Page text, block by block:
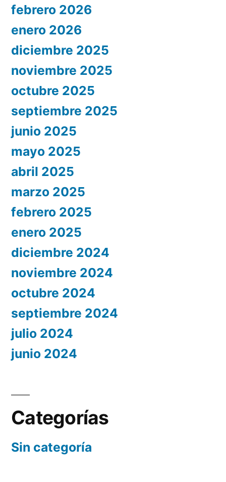
febrero 2026
enero 2026
diciembre 2025
noviembre 2025
octubre 2025
septiembre 2025
junio 2025
mayo 2025
abril 2025
marzo 2025
febrero 2025
enero 2025
diciembre 2024
noviembre 2024
octubre 2024
septiembre 2024
julio 2024
junio 2024
Categorías
Sin categoría